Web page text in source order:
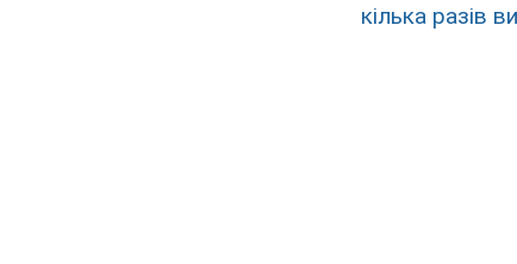
кілька разів